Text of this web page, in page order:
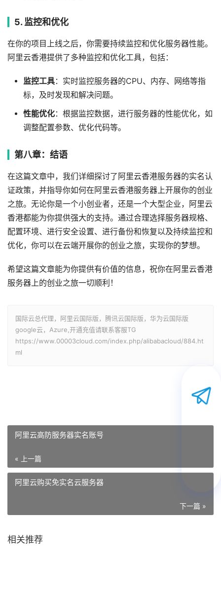
5. 监控和优化
在你的项目上线之后，你需要持续监控和优化服务器性能。
阿里云香港提供了多种监控和优化工具，包括：
监控工具：实时监控服务器的CPU、内存、网络等指
标，及时发现和解决问题。
性能优化：根据监控数据，进行服务器的性能优化，如
调整配置参数、优化代码等。
第八章：结语
在这篇文章中，我们详细探讨了阿里云香港服务器的实名认
证政策，并指导你如何在阿里云香港服务器上开展你的创业
之旅。无论你是一个小创业者，还是一个大型企业，阿里云
香港都能为你提供强大的支持。通过合理选择服务器规格、
配置环境、进行安全设置、进行备份和恢复以及持续监控和
优化，你可以在云端开展你的创业之旅，实现你的梦想。
希望这篇文章能为你提供有价值的信息，祝你在阿里云香港
服务器上的创业之旅一切顺利！
国际云总代理，阿里云国际版，腾讯云国际版，华为云国际版
google云，Azure,开通充值请联系客服TG
https://www.00003cloud.com/index.php/alibabacloud/884.ht
ml
阿里云高防服务器实名账号
« 上一篇
阿里云购买免实名云服务器
下一篇 »
相关推荐